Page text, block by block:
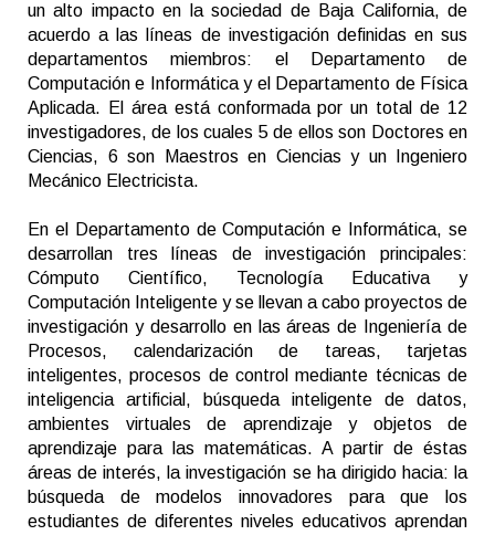
un alto impacto en la sociedad de Baja California, de
acuerdo a las líneas de investigación definidas en sus
departamentos miembros: el Departamento de
Computación e Informática y el Departamento de Física
Aplicada. El área está conformada por un total de 12
investigadores, de los cuales 5 de ellos son Doctores en
Ciencias, 6 son Maestros en Ciencias y un Ingeniero
Mecánico Electricista.
En el Departamento de Computación e Informática, se
desarrollan tres líneas de investigación principales:
Cómputo Científico, Tecnología Educativa y
Computación Inteligente y se llevan a cabo proyectos de
investigación y desarrollo en las áreas de Ingeniería de
Procesos, calendarización de tareas, tarjetas
inteligentes, procesos de control mediante técnicas de
inteligencia artificial, búsqueda inteligente de datos,
ambientes virtuales de aprendizaje y objetos de
aprendizaje para las matemáticas. A partir de éstas
áreas de interés, la investigación se ha dirigido hacia: la
búsqueda de modelos innovadores para que los
estudiantes de diferentes niveles educativos aprendan